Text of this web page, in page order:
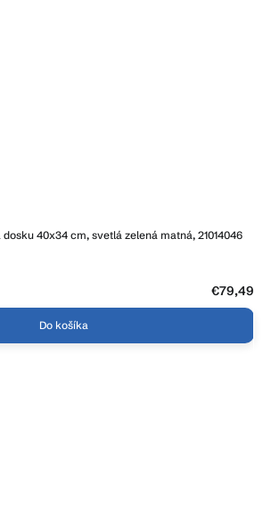
40x34 cm, svetlá zelená matná, 21014046
€79,49
Do košíka